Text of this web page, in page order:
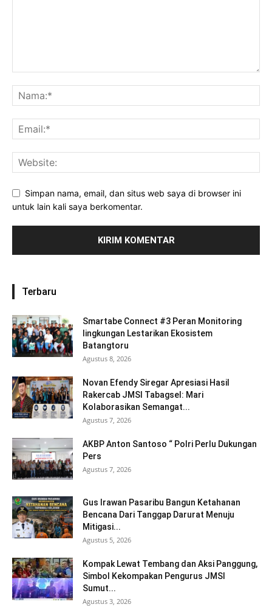
Simpan nama, email, dan situs web saya di browser ini
untuk lain kali saya berkomentar.
Terbaru
Smartabe Connect #3 Peran Monitoring
lingkungan Lestarikan Ekosistem
Batangtoru
Agustus 8, 2026
Novan Efendy Siregar Apresiasi Hasil
Rakercab JMSI Tabagsel: Mari
Kolaborasikan Semangat...
Agustus 7, 2026
AKBP Anton Santoso “ Polri Perlu Dukungan
Pers
Agustus 7, 2026
Gus Irawan Pasaribu Bangun Ketahanan
Bencana Dari Tanggap Darurat Menuju
Mitigasi...
Agustus 5, 2026
Kompak Lewat Tembang dan Aksi Panggung,
Simbol Kekompakan Pengurus JMSI
Sumut...
Agustus 3, 2026